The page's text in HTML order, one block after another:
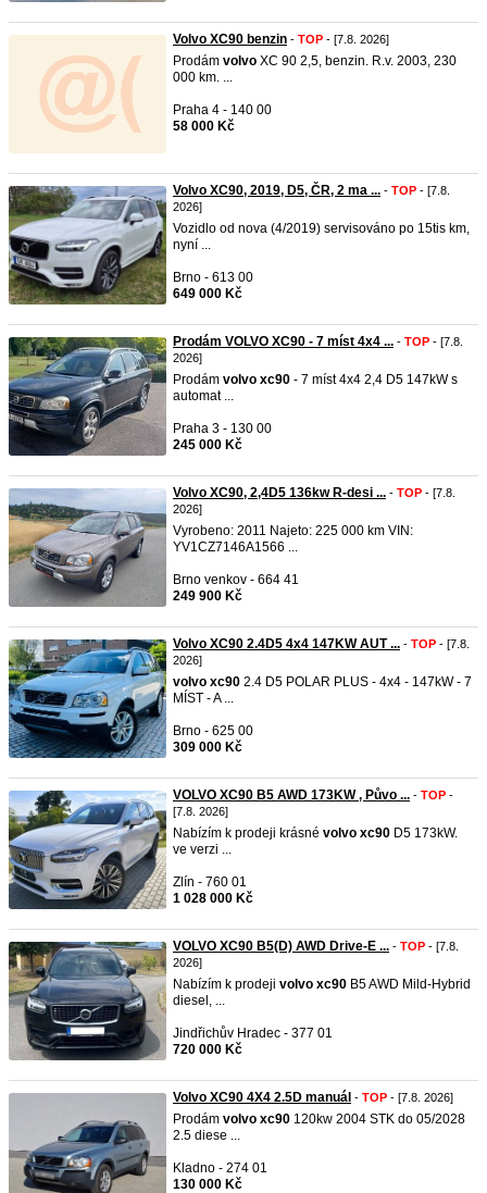
Volvo XC90 benzin - TOP - [7.8. 2026]
Prodám volvo XC 90 2,5, benzin. R.v. 2003, 230
000 km. ...
Praha 4 - 140 00
58 000 Kč
Volvo XC90, 2019, D5, ČR, 2 ma ... - TOP - [7.8.
2026]
Vozidlo od nova (4/2019) servisováno po 15tis km,
nyní ...
Brno - 613 00
649 000 Kč
Prodám VOLVO XC90 - 7 míst 4x4 ... - TOP - [7.8.
2026]
Prodám volvo xc90 - 7 míst 4x4 2,4 D5 147kW s
automat ...
Praha 3 - 130 00
245 000 Kč
Volvo XC90, 2,4D5 136kw R-desi ... - TOP - [7.8.
2026]
Vyrobeno: 2011 Najeto: 225 000 km VIN:
YV1CZ7146A1566 ...
Brno venkov - 664 41
249 900 Kč
Volvo XC90 2.4D5 4x4 147KW AUT ... - TOP - [7.8.
2026]
volvo xc90 2.4 D5 POLAR PLUS - 4x4 - 147kW - 7
MÍST - A ...
Brno - 625 00
309 000 Kč
VOLVO XC90 B5 AWD 173KW , Půvo ... - TOP -
[7.8. 2026]
Nabízím k prodeji krásné volvo xc90 D5 173kW.
ve verzi ...
Zlín - 760 01
1 028 000 Kč
VOLVO XC90 B5(D) AWD Drive-E ... - TOP - [7.8.
2026]
Nabízím k prodeji volvo xc90 B5 AWD Mild-Hybrid
diesel, ...
Jindřichův Hradec - 377 01
720 000 Kč
Volvo XC90 4X4 2.5D manuál - TOP - [7.8. 2026]
Prodám volvo xc90 120kw 2004 STK do 05/2028
2.5 diese ...
Kladno - 274 01
130 000 Kč